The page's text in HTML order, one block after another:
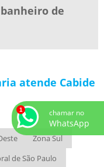
de
atende Cabide
Zona Sul
de São Paulo
chamar no
WhatsApp